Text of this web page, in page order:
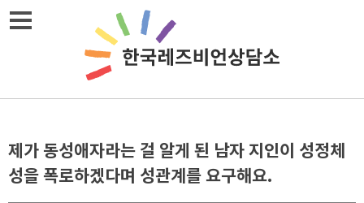
Skip
제가 동성애자라는 걸 알게 된 남자 지인이 성정체
성을 폭로하겠다며 성관계를 요구해요.